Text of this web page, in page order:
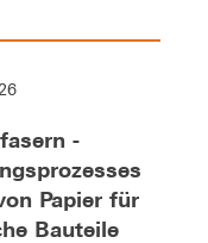
-
Papier für
Bauteile